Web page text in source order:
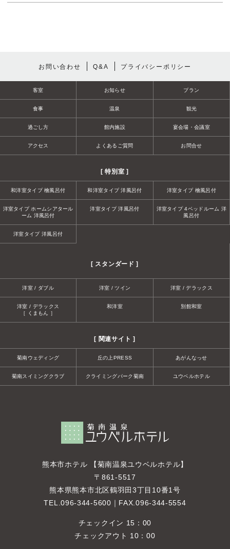
お問い合わせ Q&A プライバシーポリシー
熊本市ホテル 【菊南温泉ユウベルホテル】
〒861-5517
熊本県熊本市北区鶴羽田3丁目10番1号
TEL.096-344-5600 ｜FAX.096-344-5554
チェックイン 15：00
チェックアウト 10：00
客室 お知らせ プラン
食事 温泉 観光
過ごし方 館内施設 宴会場・会議室
アクセス よくあるご質問 お問合せ
[ 特別室 ]
和洋室タイプ 檜風呂付 和洋室タイプ 洋風呂付 洋室タイプ 檜風呂付
洋室タイプ ホームシアタール
ーム 洋風呂付
洋室タイプ 洋風呂付
洋室タイプ 4ベッドルーム 洋
風呂付
洋室タイプ 洋風呂付
[ スタンダード ]
洋室 / ダブル 洋室 / ツイン 洋室 / デラックス
洋室 / デラックス
［ くまもん ］
和洋室 別館和室
[ 関連サイト ]
菊南ウェディング 丘の上PRESS あがんなっせ
菊南スイミングクラブ クライミングパーク菊南 ユウベルホテル